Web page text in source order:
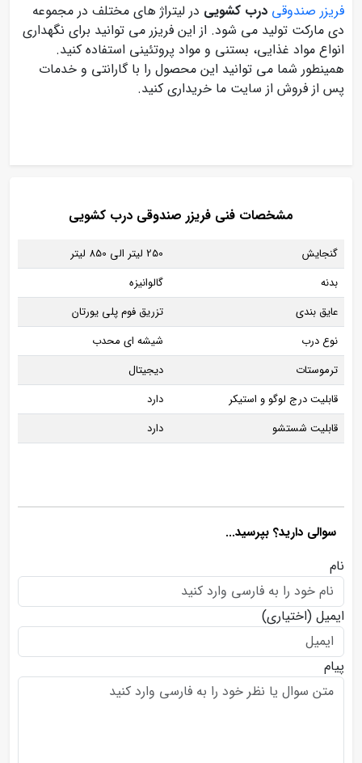
فریزر صندوقی درب کشویی در لیتراژ های مختلف در مجموعه
دی مارکت تولید می شود. از این فریزر می توانید برای نگهداری
انواع مواد غذایی، بستنی و مواد پروتئینی استفاده کنید.
همینطور شما می توانید این محصول را با گارانتی و خدمات
پس از فروش از سایت ما خریداری کنید.
مشخصات فنی فریزر صندوقی درب کشویی
گنجایش
250 لیتر الی 850 لیتر
بدنه
گالوانیزه
عایق بندی
تزریق فوم پلی یورتان
نوع درب
شیشه ای محدب
ترموستات
دیجیتال
قابلیت درج لوگو و استیکر
دارد
قابلیت شستشو
دارد
سوالی دارید؟ بپرسید...
نام
ایمیل (اختیاری)
پیام